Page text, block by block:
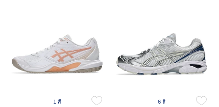
1 สี 6 สี